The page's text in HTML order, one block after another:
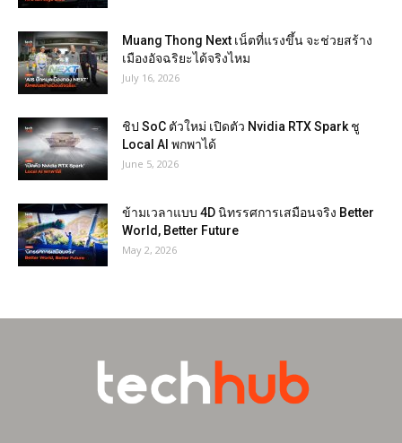
Muang Thong Next เน็ตที่แรงขึ้น จะช่วยสร้าง
เมืองอัจฉริยะได้จริงไหม
July 16, 2026
ชิป SoC ตัวใหม่ เปิดตัว Nvidia RTX Spark ชู
Local AI พกพาได้
June 5, 2026
ข้ามเวลาแบบ 4D นิทรรศการเสมือนจริง Better
World, Better Future
May 2, 2026